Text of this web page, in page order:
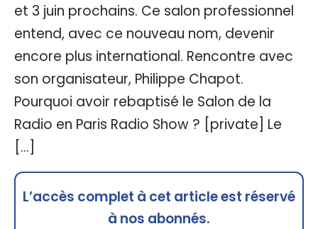
et 3 juin prochains. Ce salon professionnel
entend, avec ce nouveau nom, devenir
encore plus international. Rencontre avec
son organisateur, Philippe Chapot.
Pourquoi avoir rebaptisé le Salon de la
Radio en Paris Radio Show ? [private] Le
[…]
L’accès complet à cet article est réservé
à nos abonnés.